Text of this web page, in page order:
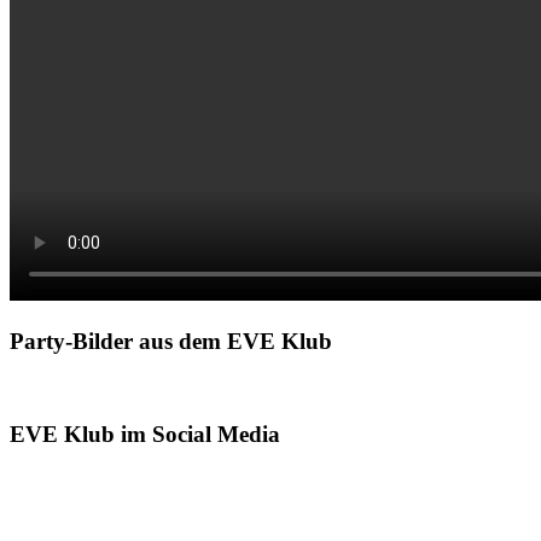
Party-Bilder aus dem EVE Klub
EVE Klub im Social Media